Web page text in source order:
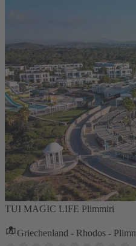
TUI MAGIC LIFE Plimmiri
Griechenland - Rhodos -